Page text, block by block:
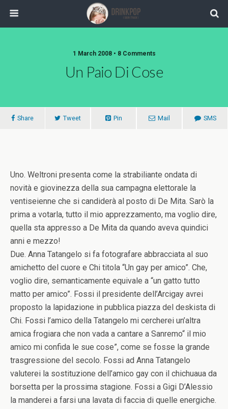
1 March 2008 • 8 Comments
Un Paio Di Cose
Share Tweet Pin Mail SMS
Uno. Weltroni presenta come la strabiliante ondata di
novità e giovinezza della sua campagna elettorale la
ventiseienne che si candiderà al posto di De Mita. Sarò la
prima a votarla, tutto il mio apprezzamento, ma voglio dire,
quella sta appresso a De Mita da quando aveva quindici
anni e mezzo!
Due. Anna Tatangelo si fa fotografare abbracciata al suo
amichetto del cuore e Chi titola “Un gay per amico”. Che,
voglio dire, semanticamente equivale a “un gatto tutto
matto per amico”. Fossi il presidente dell’Arcigay avrei
proposto la lapidazione in pubblica piazza del deskista di
Chi. Fossi l’amico della Tatangelo mi cercherei un’altra
amica frogiara che non vada a cantare a Sanremo“ il mio
amico mi confida le sue cose”, come se fosse la grande
trasgressione del secolo. Fossi ad Anna Tatangelo
valuterei la sostituzione dell’amico gay con il chichuaua da
borsetta per la prossima stagione. Fossi a Gigi D’Alessio
la manderei a farsi una lavata di faccia di quelle energiche.